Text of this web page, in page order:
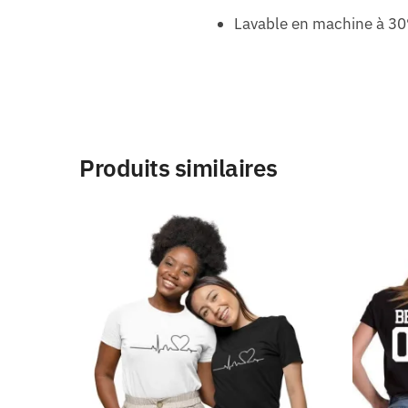
Lavable en machine à
Produits similaires